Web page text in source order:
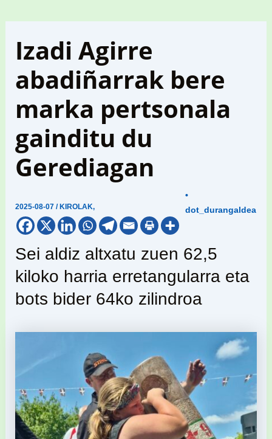
Izadi Agirre
abadiñarrak bere
marka pertsonala
gainditu du
Gerediagan
2025-08-07/ KIROLAK,
•
dot_durangaldea
Sei aldiz altxatu zuen 62,5
kiloko harria erretangularra eta
bots bider 64ko zilindroa